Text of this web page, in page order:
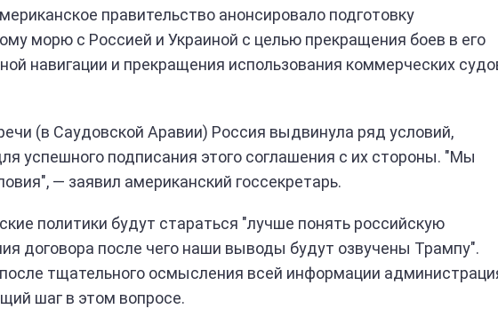
правительство анонсировало подготовку
морю с Россией и Украиной с целью прекращения боев в его
навигации и прекращения использования коммерческих
(в Саудовской Аравии) Россия выдвинула ряд условий,
успешного подписания этого соглашения с их стороны. "Мы
— заявил американский госсекретарь.
политики будут стараться "лучше понять российскую
договора после чего наши выводы будут озвучены Трампу".
тщательного осмысления всей информации
шаг в этом вопросе.